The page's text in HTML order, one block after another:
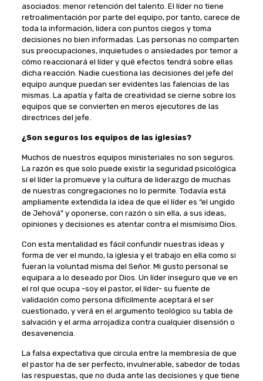
asociados: menor retención del talento. El líder no tiene
retroalimentación por parte del equipo, por tanto, carece de
toda la información, lidera con puntos ciegos y toma
decisiones no bien informadas. Las personas no comparten
sus preocupaciones, inquietudes o ansiedades por temor a
cómo reaccionará el líder y qué efectos tendrá sobre ellas
dicha reacción. Nadie cuestiona las decisiones del jefe del
equipo aunque puedan ser evidentes las falencias de las
mismas. La apatía y falta de creatividad se cierne sobre los
equipos que se convierten en meros ejecutores de las
directrices del jefe.
¿Son seguros los equipos de las iglesias?
Muchos de nuestros equipos ministeriales no son seguros.
La razón es que solo puede existir la seguridad psicológica
si el líder la promueve y la cultura de liderazgo de muchas
de nuestras congregaciones no lo permite. Todavía está
ampliamente extendida la idea de que el líder es “el ungido
de Jehová” y oponerse, con razón o sin ella, a sus ideas,
opiniones y decisiones es atentar contra el mismísimo Dios.
Con esta mentalidad es fácil confundir nuestras ideas y
forma de ver el mundo, la iglesia y el trabajo en ella como si
fueran la voluntad misma del Señor. Mi gusto personal se
equipara a lo deseado por Dios. Un líder inseguro que ve en
el rol que ocupa -soy el pastor, el líder- su fuente de
validación como persona difícilmente aceptará el ser
cuestionado, y verá en el argumento teológico su tabla de
salvación y el arma arrojadiza contra cualquier disensión o
desavenencia.
La falsa expectativa que circula entre la membresía de que
el pastor ha de ser perfecto, invulnerable, sabedor de todas
las respuestas, que no duda ante las decisiones y que tiene